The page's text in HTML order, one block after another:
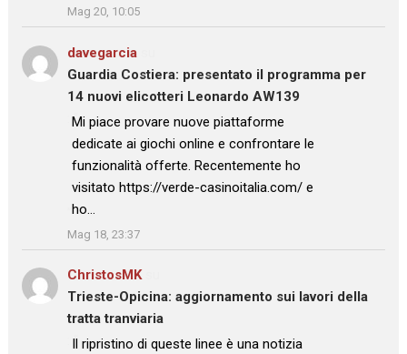
Mag 20, 10:05
davegarcia
Guardia Costiera: presentato il programma per
14 nuovi elicotteri Leonardo AW139
: “
Mi piace provare nuove piattaforme
dedicate ai giochi online e confrontare le
funzionalità offerte. Recentemente ho
visitato https://verde-casinoitalia.com/ e
ho…
”
Mag 18, 23:37
ChristosMKsu
Trieste-Opicina: aggiornamento sui lavori della
tratta tranviaria
: “
Il ripristino di queste linee è una notizia